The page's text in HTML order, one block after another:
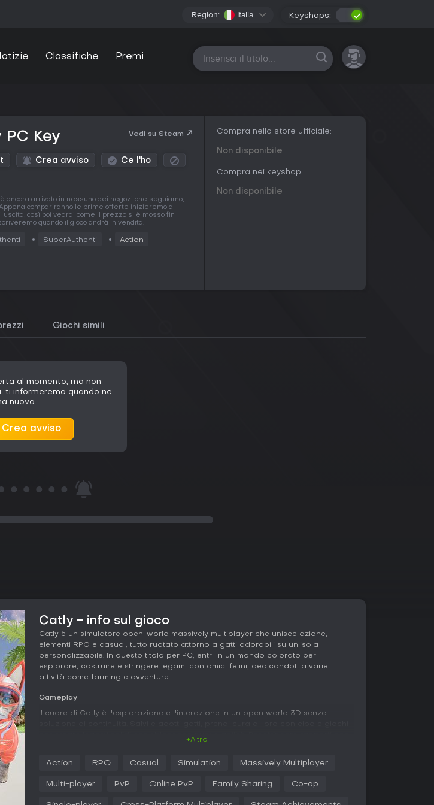
Region: Italia Keyshops:
Classifiche Premi Tutte le piattaforme
Key Vedi su Steam
Crea avviso Ce l'ho
è ancora arrivato in nessuno dei negozi che seguiamo,
compariranno le prime offerte inizieremo a
così poi vedrai come il prezzo si è mosso fin
quando il gioco andrà in vendita.
SuperAuthenti Action
Compra nello store ufficiale:
Non disponibile
Compra nei keyshop:
Non disponibile
Giochi simili
al momento, ma non
ti informeremo quando ne
nuova.
Crea avviso
Catly - info sul gioco
Catly è un simulatore open-world massively multiplayer che unisce azione,
elementi RPG e casual, tutto ruotato attorno a gatti adorabili su un'isola
personalizzabile. In questo titolo per PC, entri in un mondo colorato per
esplorare, costruire e stringere legami con amici felini, dedicandoti a varie
attività come farming e avventure.
Gameplay
Il cuore di Catly è l'esplorazione e l'interazione in un open world 3D senza
fiori, pescare e immergerti per raccogliere risorse. Queste attività servono a
+Altro
Action RPG Casual Simulation Massively Multiplayer
Multi-player PvP Online PvP Family Sharing Co-op